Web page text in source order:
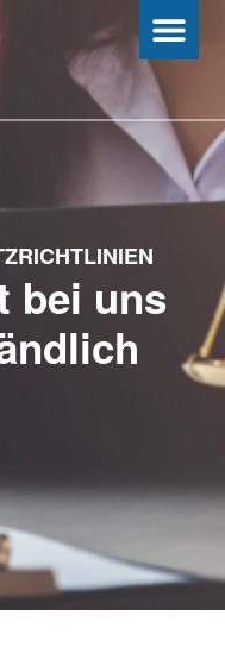
bei uns